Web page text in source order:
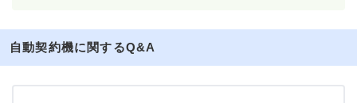
自動契約機に関するQ&A